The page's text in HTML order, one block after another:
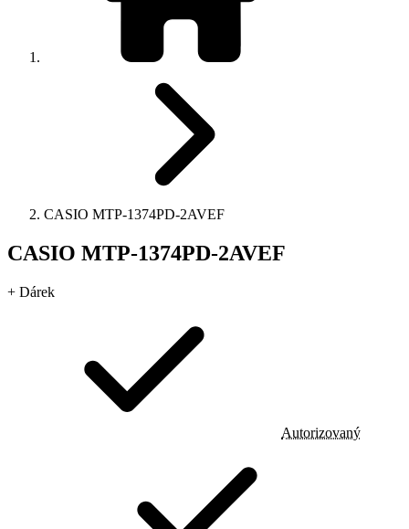
CASIO MTP-1374PD-2AVEF
CASIO MTP-1374PD-2AVEF
+ Dárek
Autorizovaný